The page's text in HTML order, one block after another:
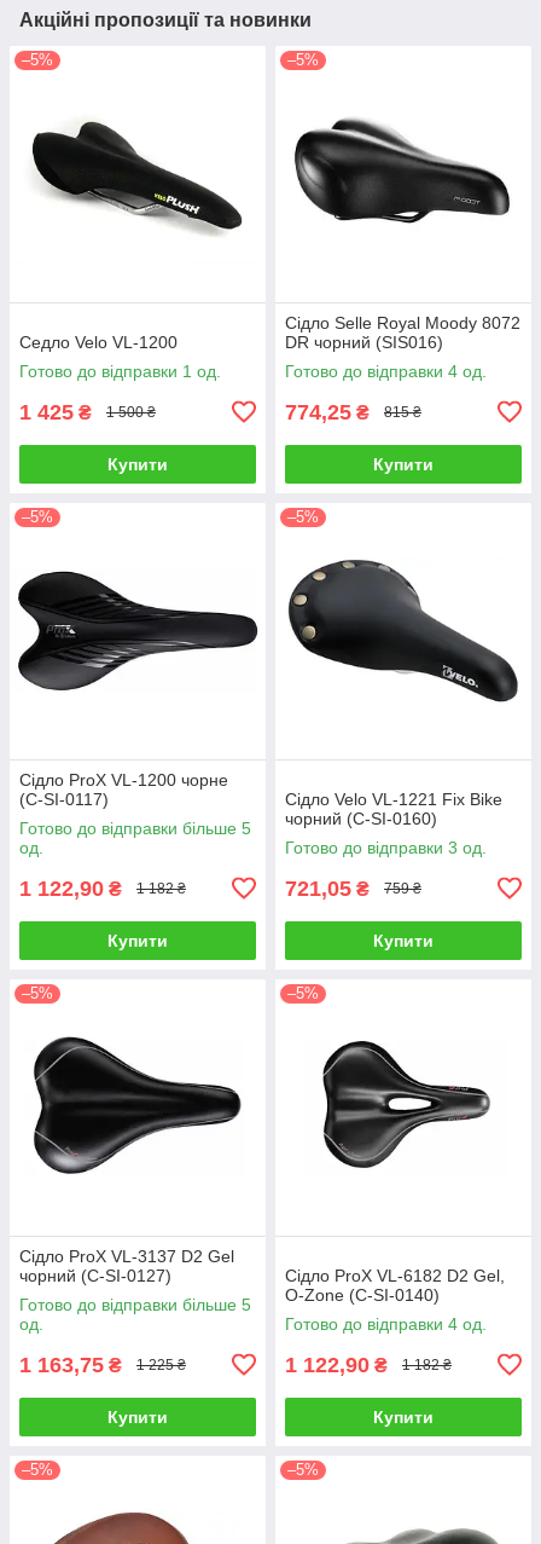
Акційні пропозиції та новинки
–5%
Седло Velo VL-1200
Готово до відправки 1 од.
1 425 ₴ 1 500 ₴
Купити
–5%
Сідло Selle Royal Moody 8072
DR чорний (SIS016)
Готово до відправки 4 од.
774,25 ₴ 815 ₴
Купити
–5%
Сідло ProX VL-1200 чорне
(C-SI-0117)
Готово до відправки більше 5
од.
1 122,90 ₴ 1 182 ₴
Купити
–5%
Сідло Velo VL-1221 Fix Bike
чорний (C-SI-0160)
Готово до відправки 3 од.
721,05 ₴ 759 ₴
Купити
–5%
Сідло ProX VL-3137 D2 Gel
чорний (C-SI-0127)
Готово до відправки більше 5
од.
1 163,75 ₴ 1 225 ₴
Купити
–5%
Сідло ProX VL-6182 D2 Gel,
O-Zone (C-SI-0140)
Готово до відправки 4 од.
1 122,90 ₴ 1 182 ₴
Купити
–5% –5%